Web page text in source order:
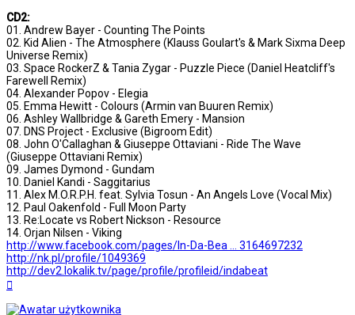
CD2:
01. Andrew Bayer - Counting The Points
02. Kid Alien - The Atmosphere (Klauss Goulart's & Mark Sixma Deep
Universe Remix)
03. Space RockerZ & Tania Zygar - Puzzle Piece (Daniel Heatcliff's
Farewell Remix)
04. Alexander Popov - Elegia
05. Emma Hewitt - Colours (Armin van Buuren Remix)
06. Ashley Wallbridge & Gareth Emery - Mansion
07. DNS Project - Exclusive (Bigroom Edit)
08. John O'Callaghan & Giuseppe Ottaviani - Ride The Wave
(Giuseppe Ottaviani Remix)
09. James Dymond - Gundam
10. Daniel Kandi - Saggitarius
11. Alex M.O.R.P.H. feat. Sylvia Tosun - An Angels Love (Vocal Mix)
12. Paul Oakenfold - Full Moon Party
13. Re:Locate vs Robert Nickson - Resource
14. Orjan Nilsen - Viking
http://www.facebook.com/pages/In-Da-Bea ... 3164697232
http://nk.pl/profile/1049369
http://dev2.lokalik.tv/page/profile/profileid/indabeat